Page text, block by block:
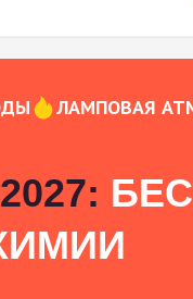
ЛАМПОВАЯ